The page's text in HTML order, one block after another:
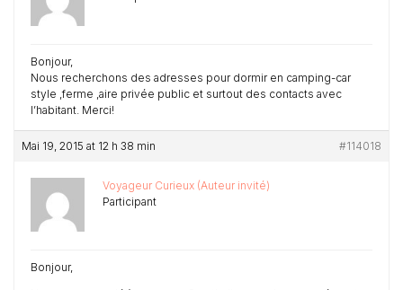
Bonjour,
Nous recherchons des adresses pour dormir en camping-car
style ,ferme ,aire privée public et surtout des contacts avec
l’habitant. Merci!
Mai 19, 2015 at 12 h 38 min #114018
Voyageur Curieux (Auteur invité)
Participant
Bonjour,